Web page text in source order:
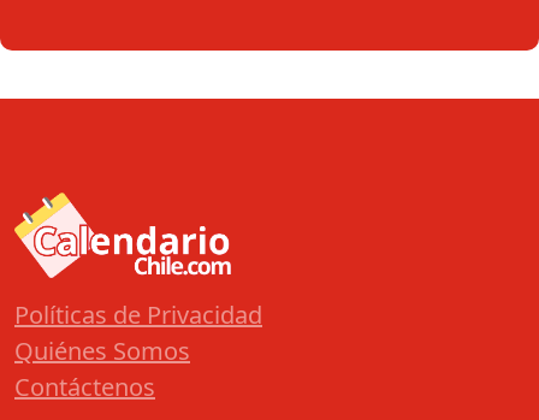
Políticas de Privacidad
Quiénes Somos
Contáctenos